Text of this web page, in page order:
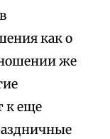
как о
же
к еще